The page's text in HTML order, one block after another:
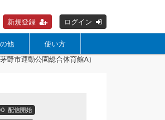
新規登録 ログイン
他
使い方
野市運動公園総合体育館A）
配信開始